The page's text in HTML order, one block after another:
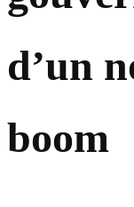
d’un
boom